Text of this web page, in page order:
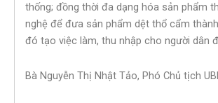
thống; đồng thời đa dạng hóa sản phẩm
nghệ để đưa sản phẩm dệt thổ cẩm
đó tạo việc làm, thu nhập cho người dân
Bà Nguyễn Thị Nhật Tảo, Phó Chủ tịch